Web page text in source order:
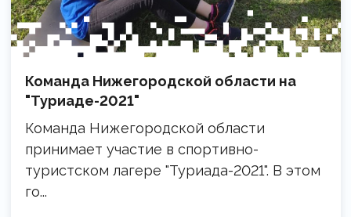
Команда Нижегородской области на
"Туриаде-2021"
Команда Нижегородской области
принимает участие в спортивно-
туристском лагере "Туриада-2021". В этом
го...